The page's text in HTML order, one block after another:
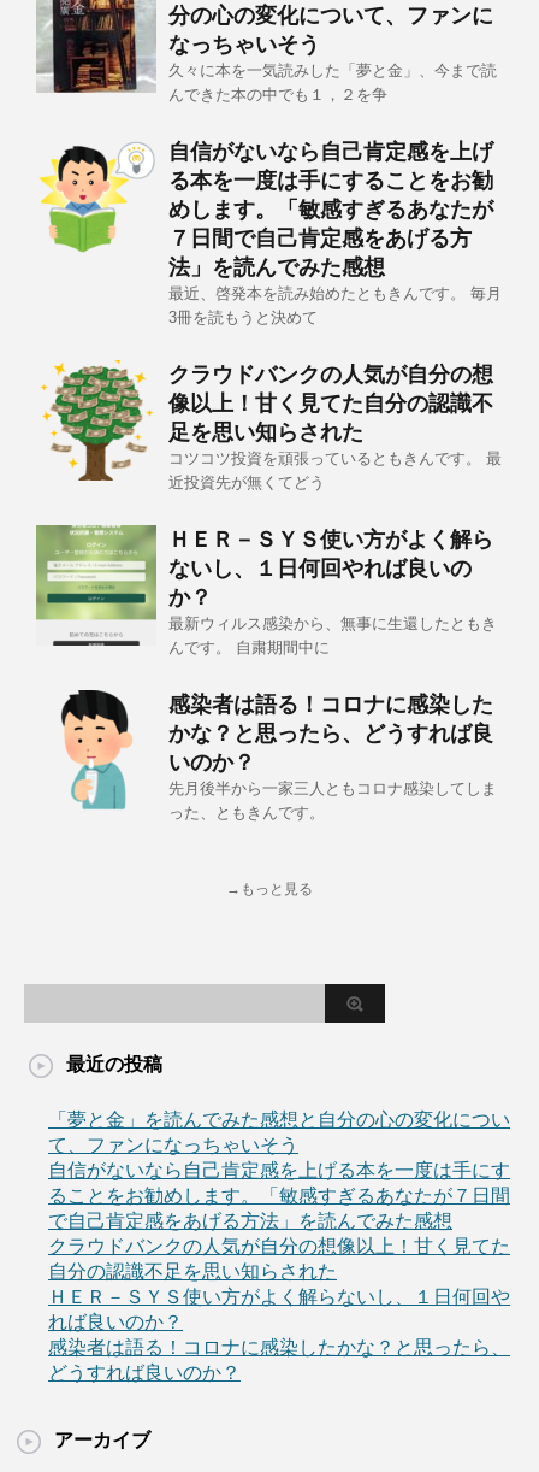
分の心の変化について、ファンに
なっちゃいそう
久々に本を一気読みした「夢と金」、今まで読
んできた本の中でも１，２を争
自信がないなら自己肯定感を上げ
る本を一度は手にすることをお勧
めします。「敏感すぎるあなたが
７日間で自己肯定感をあげる方
法」を読んでみた感想
最近、啓発本を読み始めたともきんです。 毎月
3冊を読もうと決めて
クラウドバンクの人気が自分の想
像以上！甘く見てた自分の認識不
足を思い知らされた
コツコツ投資を頑張っているともきんです。 最
近投資先が無くてどう
ＨＥＲ－ＳＹＳ使い方がよく解ら
ないし、１日何回やれば良いの
か？
最新ウィルス感染から、無事に生還したともき
んです。 自粛期間中に
感染者は語る！コロナに感染した
かな？と思ったら、どうすれば良
いのか？
先月後半から一家三人ともコロナ感染してしま
った、ともきんです。
→もっと見る
最近の投稿
「夢と金」を読んでみた感想と自分の心の変化につい
て、ファンになっちゃいそう
自信がないなら自己肯定感を上げる本を一度は手にす
ることをお勧めします。「敏感すぎるあなたが７日間
で自己肯定感をあげる方法」を読んでみた感想
クラウドバンクの人気が自分の想像以上！甘く見てた
自分の認識不足を思い知らされた
ＨＥＲ－ＳＹＳ使い方がよく解らないし、１日何回や
れば良いのか？
感染者は語る！コロナに感染したかな？と思ったら、
どうすれば良いのか？
アーカイブ